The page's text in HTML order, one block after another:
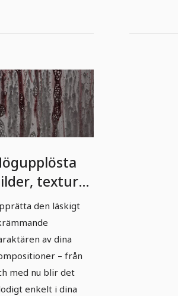
texturer
överlägg:
&
5
den läskigt
av dina
– från
med nu blir det
enkelt i dina